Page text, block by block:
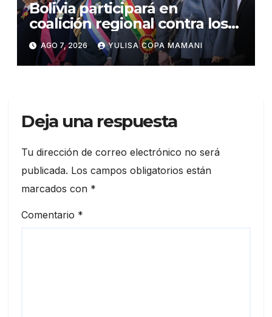
Bolivia participará en
coalición regional contra los
cárteles del narcotráfico
AGO 7, 2026 YULISA COPA MAMANI
Deja una respuesta
Tu dirección de correo electrónico no será
publicada. Los campos obligatorios están
marcados con *
Comentario *